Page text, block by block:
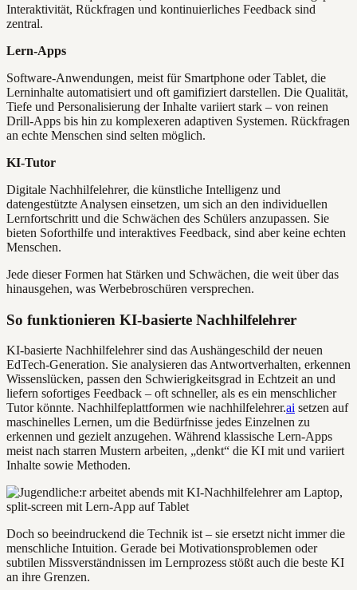
Interaktivität, Rückfragen und kontinuierliches Feedback sind
zentral.
Lern-Apps
Software-Anwendungen, meist für Smartphone oder Tablet, die
Lerninhalte automatisiert und oft gamifiziert darstellen. Die Qualität,
Tiefe und Personalisierung der Inhalte variiert stark – von reinen
Drill-Apps bis hin zu komplexeren adaptiven Systemen. Rückfragen
an echte Menschen sind selten möglich.
KI-Tutor
Digitale Nachhilfelehrer, die künstliche Intelligenz und
datengestützte Analysen einsetzen, um sich an den individuellen
Lernfortschritt und die Schwächen des Schülers anzupassen. Sie
bieten Soforthilfe und interaktives Feedback, sind aber keine echten
Menschen.
Jede dieser Formen hat Stärken und Schwächen, die weit über das
hinausgehen, was Werbebroschüren versprechen.
So funktionieren KI-basierte Nachhilfelehrer
KI-basierte Nachhilfelehrer sind das Aushängeschild der neuen
EdTech-Generation. Sie analysieren das Antwortverhalten, erkennen
Wissenslücken, passen den Schwierigkeitsgrad in Echtzeit an und
liefern sofortiges Feedback – oft schneller, als es ein menschlicher
Tutor könnte. Nachhilfeplattformen wie nachhilfelehrer.ai setzen auf
maschinelles Lernen, um die Bedürfnisse jedes Einzelnen zu
erkennen und gezielt anzugehen. Während klassische Lern-Apps
meist nach starren Mustern arbeiten, „denkt“ die KI mit und variiert
Inhalte sowie Methoden.
Doch so beeindruckend die Technik ist – sie ersetzt nicht immer die
menschliche Intuition. Gerade bei Motivationsproblemen oder
subtilen Missverständnissen im Lernprozess stößt auch die beste KI
an ihre Grenzen.